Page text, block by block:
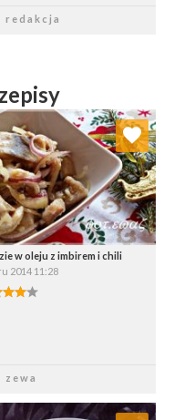
redakcja
w oleju z imbirem i chili
2014 11:28
zewa
Dodaj do ulubionych
Wybierz listę:
Dodaj do ulubionych